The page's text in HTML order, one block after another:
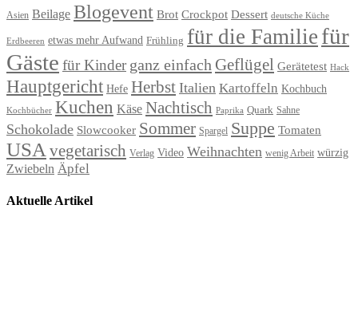
Asien Beilage Blogevent Brot Crockpot Dessert deutsche Küche
Erdbeeren etwas mehr Aufwand Frühling für die Familie für
Gäste für Kinder ganz einfach Geflügel Gerätetest Hack
Hauptgericht Hefe Herbst Italien Kartoffeln Kochbuch
Kochbücher Kuchen Käse Nachtisch Paprika Quark Sahne
Schokolade Slowcooker Sommer Spargel Suppe Tomaten
USA vegetarisch Verlag Video Weihnachten wenig Arbeit würzig
Zwiebeln Äpfel
Aktuelle Artikel